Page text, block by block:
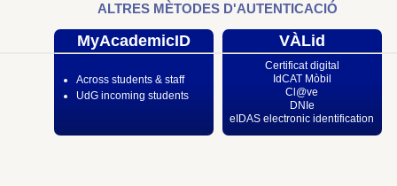
ALTRES MÈTODES D'AUTENTICACIÓ
MyAcademicID
Across students & staff
UdG incoming students
VÀLid
Certificat digital
IdCAT Mòbil
Cl@ve
DNIe
eIDAS electronic identification